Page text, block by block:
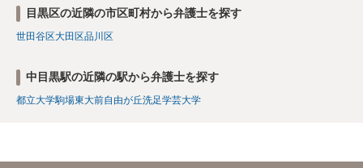
目黒区の近隣の市区町村から弁護士を探す
世田谷区大田区品川区
中目黒駅の近隣の駅から弁護士を探す
都立大学駒場東大前自由が丘洗足学芸大学